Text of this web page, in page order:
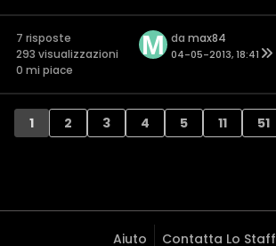
7 risposte
293 visualizzazioni
0 mi piace
da max84
04-05-2013, 18:41
1 2 3 4 5 11 51
Aiuto Contatta Lo Staff